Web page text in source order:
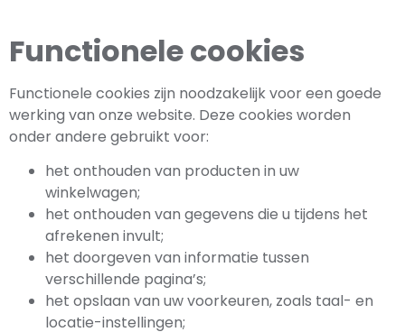
Functionele cookies
Functionele cookies zijn noodzakelijk voor een goede
werking van onze website. Deze cookies worden
onder andere gebruikt voor:
het onthouden van producten in uw
winkelwagen;
het onthouden van gegevens die u tijdens het
afrekenen invult;
het doorgeven van informatie tussen
verschillende pagina’s;
het opslaan van uw voorkeuren, zoals taal- en
locatie-instellingen;